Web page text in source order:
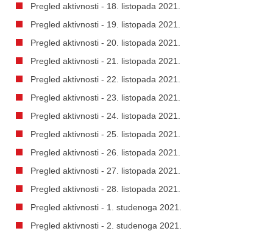
Pregled aktivnosti - 18. listopada 2021.
Pregled aktivnosti - 19. listopada 2021.
Pregled aktivnosti - 20. listopada 2021.
Pregled aktivnosti - 21. listopada 2021.
Pregled aktivnosti - 22. listopada 2021.
Pregled aktivnosti - 23. listopada 2021.
Pregled aktivnosti - 24. listopada 2021.
Pregled aktivnosti - 25. listopada 2021.
Pregled aktivnosti - 26. listopada 2021.
Pregled aktivnosti - 27. listopada 2021.
Pregled aktivnosti - 28. listopada 2021.
Pregled aktivnosti - 1. studenoga 2021.
Pregled aktivnosti - 2. studenoga 2021.